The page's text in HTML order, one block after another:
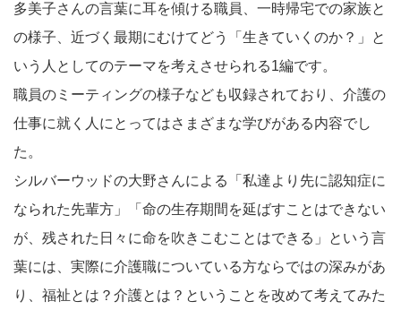
多美子さんの言葉に耳を傾ける職員、一時帰宅での家族と
の様子、近づく最期にむけてどう「生きていくのか？」と
いう人としてのテーマを考えさせられる1編です。
職員のミーティングの様子なども収録されており、介護の
仕事に就く人にとってはさまざまな学びがある内容でし
た。
シルバーウッドの大野さんによる「私達より先に認知症に
なられた先輩方」「命の生存期間を延ばすことはできない
が、残された日々に命を吹きこむことはできる」という言
葉には、実際に介護職についている方ならではの深みがあ
り、福祉とは？介護とは？ということを改めて考えてみた